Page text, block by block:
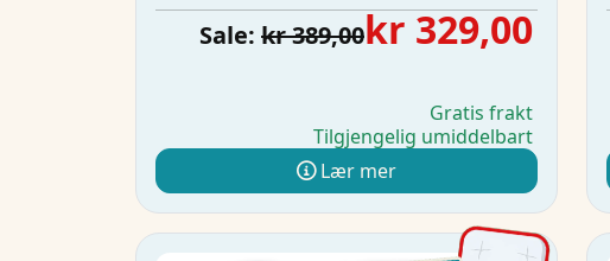
Sale: kr 389,00kr 329,00
Gratis frakt
Tilgjengelig umiddelbart
Lær mer